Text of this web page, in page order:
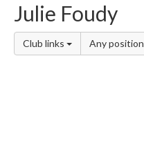
Julie Foudy
Club links Any position